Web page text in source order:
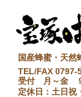
国産蜂蜜・天然
TEL/FAX 0797-
受付 月～金
定休日：土日祝